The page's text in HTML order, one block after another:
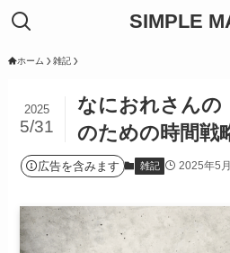
SIMPLE
ホーム 雑記
なにおれさんの
のための時間戦
2025
5/31
広告を含みます 雑記 2025年5